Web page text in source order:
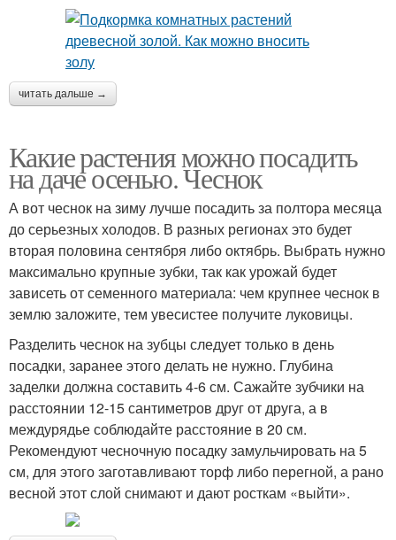
читать дальше →
Какие растения можно посадить
на даче осенью. Чеснок
А вот чеснок на зиму лучше посадить за полтора месяца
до серьезных холодов. В разных регионах это будет
вторая половина сентября либо октябрь. Выбрать нужно
максимально крупные зубки, так как урожай будет
зависеть от семенного материала: чем крупнее чеснок в
землю заложите, тем увесистее получите луковицы.
Разделить чеснок на зубцы следует только в день
посадки, заранее этого делать не нужно. Глубина
заделки должна составить 4-6 см. Сажайте зубчики на
расстоянии 12-15 сантиметров друг от друга, а в
междурядье соблюдайте расстояние в 20 см.
Рекомендуют чесночную посадку замульчировать на 5
см, для этого заготавливают торф либо перегной, а рано
весной этот слой снимают и дают росткам «выйти».